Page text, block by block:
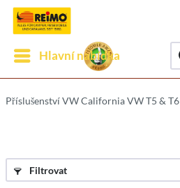
Hlavní nabídka
Příslušenství VW California VW T5 & T6
Filtrovat